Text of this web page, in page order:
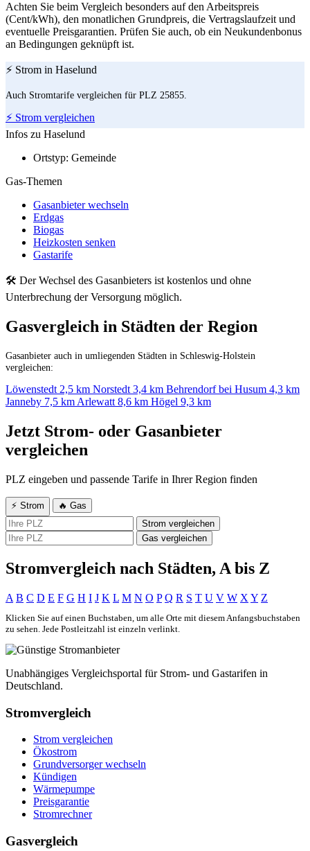
Achten Sie beim Vergleich besonders auf den Arbeitspreis
(Cent/kWh), den monatlichen Grundpreis, die Vertragslaufzeit und
eventuelle Preisgarantien. Prüfen Sie auch, ob ein Neukundenbonus
an Bedingungen geknüpft ist.
⚡ Strom in Haselund
Auch Stromtarife vergleichen für PLZ 25855.
⚡ Strom vergleichen
Infos zu Haselund
Ortstyp: Gemeinde
Gas-Themen
Gasanbieter wechseln
Erdgas
Biogas
Heizkosten senken
Gastarife
🛠 Der Wechsel des Gasanbieters ist kostenlos und ohne
Unterbrechung der Versorgung möglich.
Gasvergleich in Städten der Region
Gasanbieter auch in umliegenden Städten in Schleswig-Holstein
vergleichen:
Löwenstedt 2,5 km Norstedt 3,4 km Behrendorf bei Husum 4,3 km
Janneby 7,5 km Arlewatt 8,6 km Högel 9,3 km
Jetzt Strom- oder Gasanbieter
vergleichen
PLZ eingeben und passende Tarife in Ihrer Region finden
⚡ Strom
🔥 Gas
Strom vergleichen
Gas vergleichen
Stromvergleich nach Städten, A bis Z
A B C D E F G H I J K L M N O P Q R S T U V W X Y Z
Klicken Sie auf einen Buchstaben, um alle Orte mit diesem Anfangsbuchstaben
zu sehen. Jede Postleitzahl ist einzeln verlinkt.
Unabhängiges Vergleichsportal für Strom- und Gastarifen in
Deutschland.
Stromvergleich
Strom vergleichen
Ökostrom
Grundversorger wechseln
Kündigen
Wärmepumpe
Preisgarantie
Stromrechner
Gasvergleich